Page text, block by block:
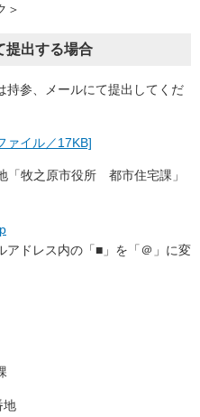
＞
提出する場合
持参、メールにて提出してくだ
ァイル／17KB]
牧之原市役所 都市住宅課」
ドレス内の「■」を「＠」に変
地